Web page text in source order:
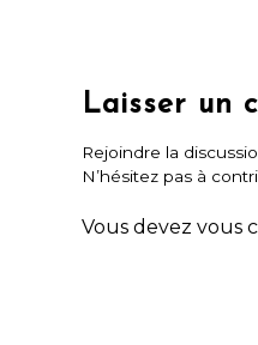
Laisser un
Rejoindre la
N’hésitez pas à
Vous devez vous